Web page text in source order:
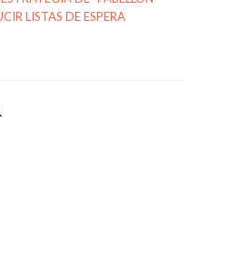
LISTAS DE ESPERA